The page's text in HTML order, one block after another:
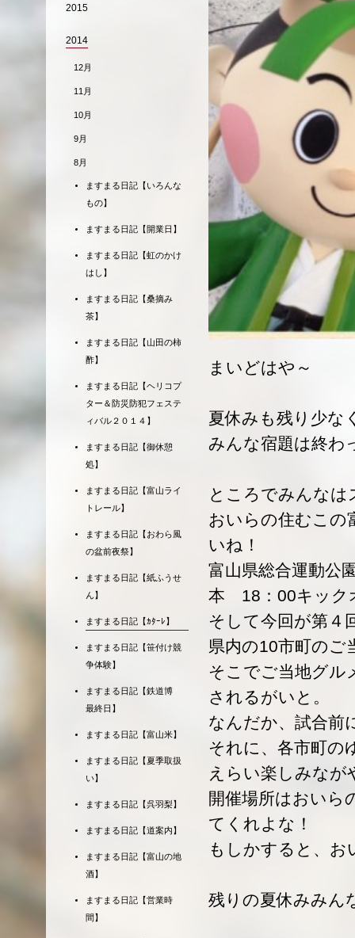
まいどはや～
夏休みも残り少な
みんな宿題は終わ
ところでみんなは
おいらの住むこの
いね！
富山県総合運動公
本 18：00キック
そして今回が第４
県内の10市町のご
そこでご当地グ
されるがいと。
なんだか、試合前
それに、各市町の
えらい楽しみなが
開催場所はおいら
てくれよな！
もしかすると、
残りの夏休みみん
2015
2014
12月
11月
10月
9月
8月
ますまる日記【いろんな
もの】
ますまる日記【開業日】
ますまる日記【虹のかけ
はし】
ますまる日記【桑摘み
茶】
ますまる日記【山田の柿
酢】
ますまる日記【ヘリコプ
ター＆防災防犯フェステ
ィバル２０１４】
ますまる日記【御休憩
処】
ますまる日記【富山ライ
トレール】
ますまる日記【おわら風
の盆前夜祭】
ますまる日記【紙ふうせ
ん】
ますまる日記【ｶﾀｰﾚ】
ますまる日記【笹付け競
争体験】
ますまる日記【鉄道博
最終日】
ますまる日記【富山米】
ますまる日記【夏季取扱
い】
ますまる日記【呉羽梨】
ますまる日記【道案内】
ますまる日記【富山の地
酒】
ますまる日記【営業時
間】